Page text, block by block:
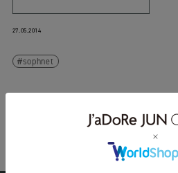
27.05.2014
sophnet
prev
01 02